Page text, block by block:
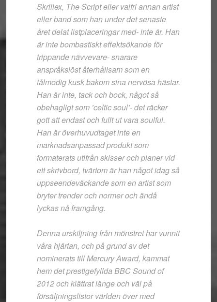
Skrillex, The Script eller valfri annan artist
eller band som han under det senaste
året delat listplaceringar med- inte är. Han
är inte bombastiskt effektsökande för
trippande nävvevare- snarare
anspråkslöst återhållsam som en
tålmodig kusk bakom sina nervösa hästar.
Han är inte, tack och bock, något så
obehagligt som ’celtic soul’- det räcker
gott att endast och fullt ut vara soulful.
Han är överhuvudtaget inte en
marknadsanpassad produkt som
formaterats utifrån skisser och planer vid
ett skrivbord, tvärtom är han något idag så
uppseendeväckande som en artist som
bryter trender och normer och ändå
lyckas nå framgång.
Denna urskiljning från mönstret har vunnit
våra hjärtan, och på grund av det
nominerats till Mercury Award, kammat
hem det prestigefyllda BBC Sound of
2012 och klättrat länge och väl på
försäljningslistor världen över med